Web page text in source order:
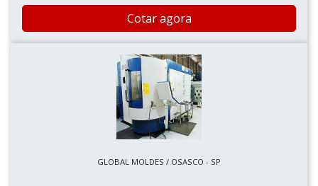
Cotar agora
GLOBAL MOLDES / OSASCO - SP